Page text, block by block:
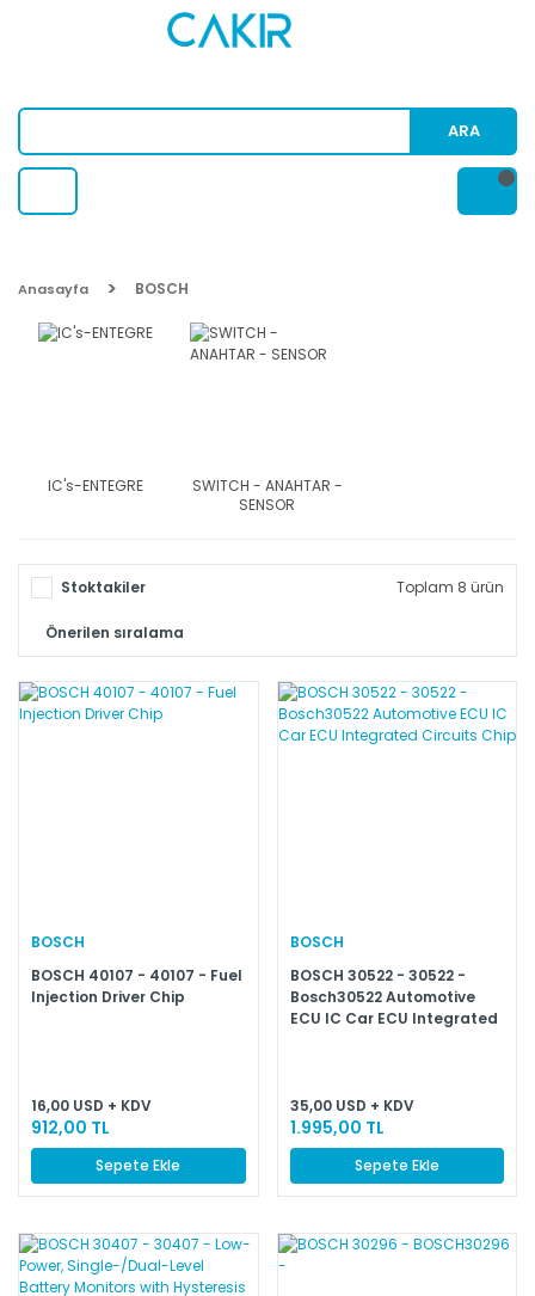
ARA
Anasayfa BOSCH
IC's-ENTEGRE
SWITCH - ANAHTAR -
SENSOR
Stoktakiler Toplam 8 ürün
BOSCH
BOSCH 40107 - 40107 - Fuel
Injection Driver Chip
16,00 USD + KDV
912,00 TL
Sepete Ekle
BOSCH
BOSCH 30522 - 30522 -
Bosch30522 Automotive
ECU IC Car ECU Integrated
35,00 USD + KDV
1.995,00 TL
Sepete Ekle